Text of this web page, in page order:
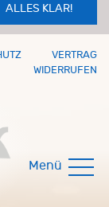
ALLES KLAR!
VERTRAG
WIDERRUFEN
Menü